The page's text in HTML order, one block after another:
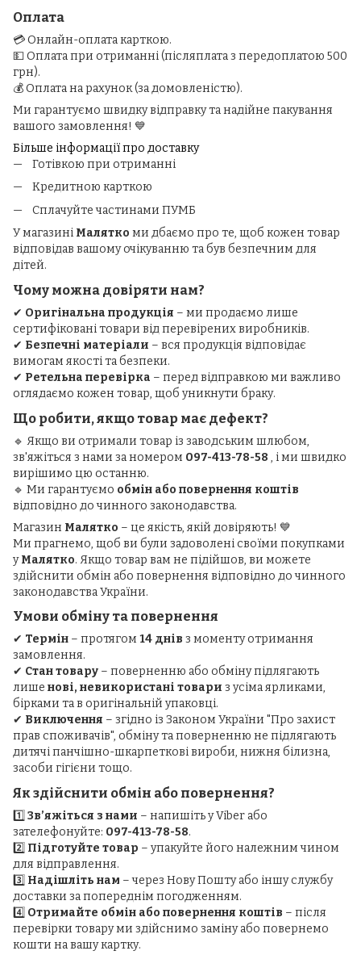
Оплата
💳 Онлайн-оплата карткою.
💵 Оплата при отриманні (післяплата з передоплатою 500
грн).
💰 Оплата на рахунок (за домовленістю).
Ми гарантуємо швидку відправку та надійне пакування
вашого замовлення! 💙
Більше інформації про доставку
Готівкою при отриманні
Кредитною карткою
Сплачуйте частинами ПУМБ
У магазині Малятко ми дбаємо про те, щоб кожен товар
відповідав вашому очікуванню та був безпечним для
дітей.
Чому можна довіряти нам?
✔ Оригінальна продукція – ми продаємо лише
сертифіковані товари від перевірених виробників.
✔ Безпечні матеріали – вся продукція відповідає
вимогам якості та безпеки.
✔ Ретельна перевірка – перед відправкою ми важливо
оглядаємо кожен товар, щоб уникнути браку.
Що робити, якщо товар має дефект?
🔹 Якщо ви отримали товар із заводським шлюбом,
зв'яжіться з нами за номером 097-413-78-58 , і ми швидко
вирішимо цю останню.
🔹 Ми гарантуємо обмін або повернення коштів
відповідно до чинного законодавства.
Магазин Малятко – це якість, якій довіряють! 💙
Ми прагнемо, щоб ви були задоволені своїми покупками
уМалятко. Якщо товар вам не підійшов, ви можете
здійснити обмін або повернення відповідно до чинного
законодавства України.
Умови обміну та повернення
✔ Термін – протягом 14 днів з моменту отримання
замовлення.
✔ Стан товару – поверненню або обміну підлягають
лише нові, невикористані товари з усіма ярликами,
бірками та в оригінальній упаковці.
✔ Виключення – згідно із Законом України "Про захист
прав споживачів", обміну та поверненню не підлягають
дитячі панчішно-шкарпеткові вироби, нижня білизна,
засоби гігієни тощо.
Як здійснити обмін або повернення?
1️⃣ Зв’яжіться з нами – напишіть у Viber або
зателефонуйте: 097-413-78-58.
2️⃣ Підготуйте товар – упакуйте його належним чином
для відправлення.
3️⃣ Надішліть нам – через Нову Пошту або іншу службу
доставки за попереднім погодженням.
4️⃣ Отримайте обмін або повернення коштів – після
перевірки товару ми здійснимо заміну або повернемо
кошти на вашу картку.